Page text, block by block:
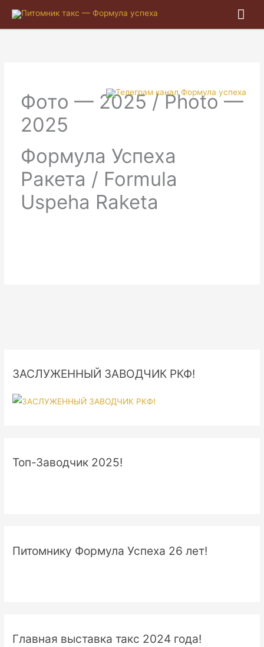
Фото — 2025 / Photo —
2025
Формула Успеха
Ракета / Formula
Uspeha Raketa
ЗАСЛУЖЕННЫЙ ЗАВОДЧИК РКФ!
Топ-Заводчик 2025!
Питомнику Формула Успеха 26 лет!
Главная выставка такс 2024 года!